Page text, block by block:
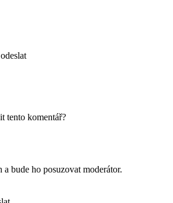
tento komentář?
bude ho posuzovat moderátor.